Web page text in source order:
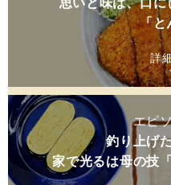
「と
詳
エピ
釣り上げ
家で光るは母の技